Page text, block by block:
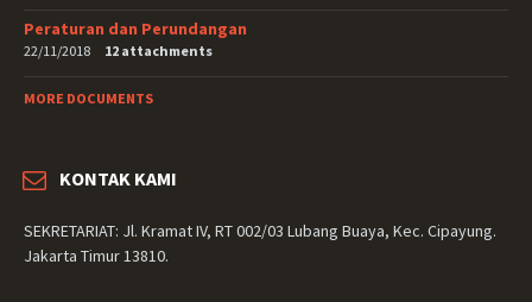
Peraturan dan Perundangan
22/11/2018 12 attachments
MORE DOCUMENTS
KONTAK KAMI
SEKRETARIAT: Jl. Kramat IV, RT 002/03 Lubang Buaya, Kec. Cipayung.
Jakarta Timur 13810.